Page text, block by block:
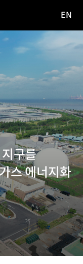
사이
이동
EN
구를
스 에너지화